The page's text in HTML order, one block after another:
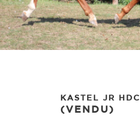
KASTEL JR HDC
(VENDU)